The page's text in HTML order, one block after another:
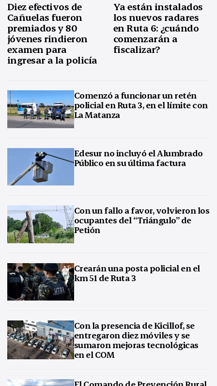
Diez efectivos de
Cañuelas fueron
premiados y 80
jóvenes rindieron
examen para
ingresar a la policía
Ya están instalados
los nuevos radares
en Ruta 6: ¿cuándo
comenzarán a
fiscalizar?
Comenzó a funcionar un retén
policial en Ruta 3, en el límite con
La Matanza
Edesur no incluyó el Alumbrado
Público en su última factura
Con un fallo a favor, volvieron los
ocupantes del “Triángulo” de
Petión
Crearán una posta policial en el
km 51 de Ruta 3
Con la presencia de Kicillof, se
entregaron diez móviles y se
sumaron mejoras tecnológicas
en el COM